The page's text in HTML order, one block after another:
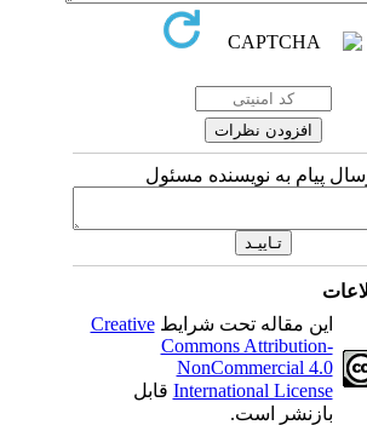
پیام به نویسنده مسئول
این مقاله تحت شرایطCreative
Commons Attribution-
NonCommercial 4.0
International Licenseقابل
بازنشر است.